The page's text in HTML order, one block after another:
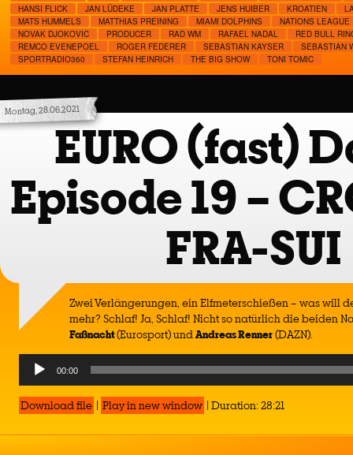
HANSI FLICK
JAN LÜDEKE JAN PLATTE JENS HUIBER KROATIEN
MATS HUMMELS
MATTHIAS PREINING MIAMI DOLPHINS
NATIONS LEAGUE
NOVAK DJOKOVIC
PRODUCER RAD WM RAFAEL NADAL
RED BULL
REMCO EVENEPOEL
ROGER FEDERER SEBASTIAN KAYSER
SEBASTIAN
SPORTRADIO360
STEFAN HEINRICH THE BIG SHOW TONI TOMIC
Montag, 28.06.2021
EURO (fast)
Episode 19 –
FRA-SUI
Zwei Verlängerungen, ein Elfmeterschießen – was will
mehr? Schlaf! Ja, Schlaf! Nicht so natürlich die beiden
Faßnacht(Eurosport) undAndreas Renner(DAZN).
Audio
Player
00:00
Download file | Play in new window | Duration: 28:21